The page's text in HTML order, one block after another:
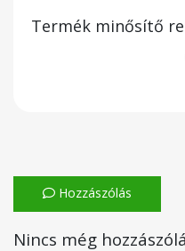
Termék minősítő
Hozzászólás
Nincs még